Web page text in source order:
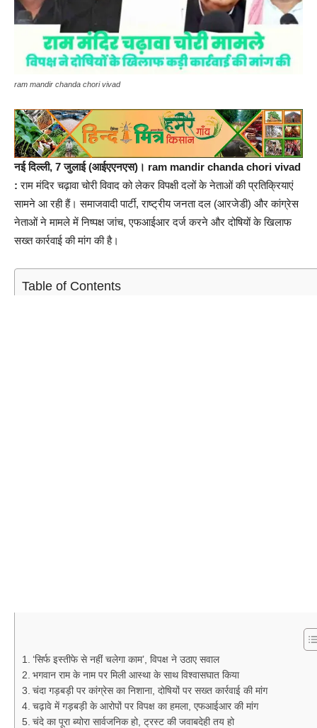
ram mandir chanda chori vivad
नई दिल्ली, 7 जुलाई (आईएएनएस)। ram mandir chanda chori vivad
: राम मंदिर चढ़ावा चोरी विवाद को लेकर विपक्षी दलों के नेताओं की प्रतिक्रियाएं
सामने आ रही हैं। समाजवादी पार्टी, राष्ट्रीय जनता दल (आरजेडी) और कांग्रेस
नेताओं ने मामले में निष्पक्ष जांच, एफआईआर दर्ज करने और दोषियों के खिलाफ
सख्त कार्रवाई की मांग की है।
Table of Contents
‘सिर्फ इस्तीफे से नहीं चलेगा काम’, विपक्ष ने उठाए सवाल
भगवान राम के नाम पर मिली आस्था के साथ विश्वासघात किया
चंदा गड़बड़ी पर कांग्रेस का निशाना, दोषियों पर सख्त कार्रवाई की मांग
चढ़ावे में गड़बड़ी के आरोपों पर विपक्ष का हमला, एफआईआर की मांग
चंदे का पूरा ब्योरा सार्वजनिक हो, ट्रस्ट की जवाबदेही तय हो